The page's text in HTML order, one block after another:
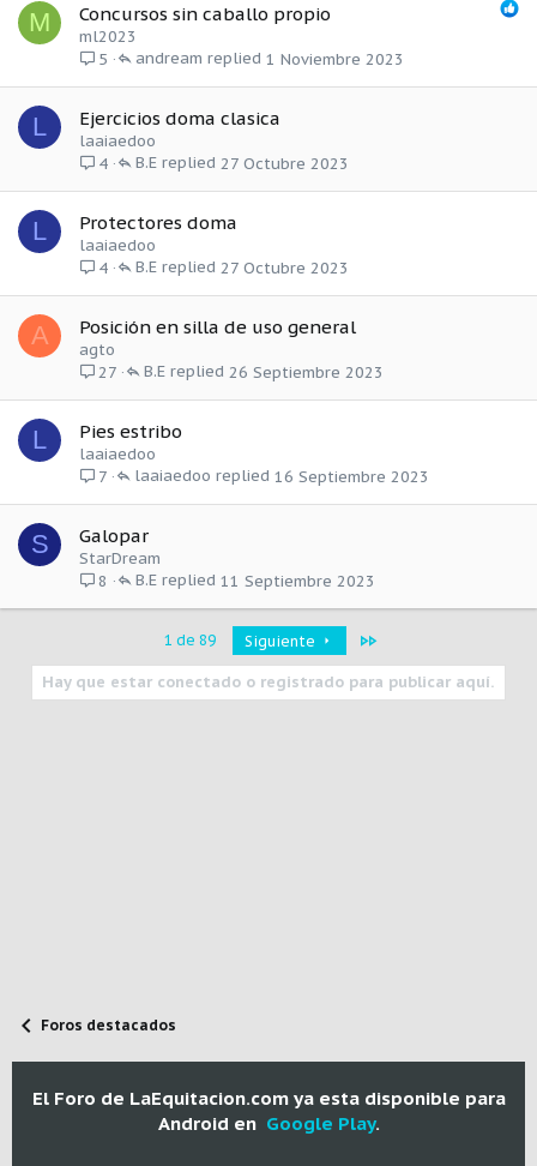
M Concursos sin caballo propio
ml2023
5
1 Noviembre 2023
andream
L Ejercicios doma clasica
laaiaedoo
4
27 Octubre 2023
B.E
L Protectores doma
laaiaedoo
4
27 Octubre 2023
B.E
A Posición en silla de uso general
agto
27
26 Septiembre 2023
B.E
L Pies estribo
laaiaedoo
7
16 Septiembre 2023
laaiaedoo
S Galopar
StarDream
8
11 Septiembre 2023
B.E
1 de 89 Siguiente
Hay que estar conectado o registrado para publicar aquí.
Foros destacados
El Foro de LaEquitacion.com ya esta disponible para
Android en Google Play.